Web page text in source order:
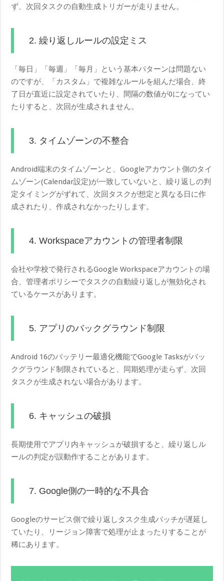
ず、次回タスクの自動生成トリガーが走りません。
2. 繰り返しルールの設定ミス
「毎日」「毎週」「毎月」という基本パターンは問題ない
のですが、「カスタム」で複雑なルールを組んだ場合、終
了日が直近に設定されていたり、間隔の数値が0になってい
たりすると、次回が生成されません。
3. タイムゾーンの不整合
Android端末のタイムゾーンと、Googleアカウント側のタイ
ムゾーン(Calendar設定)が一致していないと、繰り返しの判
定タイミングがずれて、次回タスクが想定と異なる日に作
成されたり、作成されなかったりします。
4. Workspaceアカウントの管理者制限
会社や学校で発行されるGoogle Workspaceアカウントの場
合、管理者ポリシーでタスクの自動繰り返しが無効化され
ているケースがあります。
5. アプリのバックグラウンド制限
Android 16のバッテリー最適化機能でGoogle Tasksがバッ
クグラウンド制限されていると、同期処理が走らず、次回
タスクが生成されない場合があります。
6. キャッシュの破損
長期使用でアプリ内キャッシュが破損すると、繰り返しル
ールの判定が誤動作することがあります。
7. Google側の一時的な不具合
Googleのサービス側で繰り返しタスク生成バッチが遅延し
ていたり、リージョン障害で処理が止まったりすることが
稀にあります。